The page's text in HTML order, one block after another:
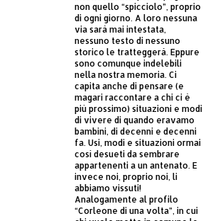
non quello “spicciolo”, proprio
di ogni giorno. A loro nessuna
via sarà mai intestata,
nessuno testo di nessuno
storico le tratteggerà. Eppure
sono comunque indelebili
nella nostra memoria. Ci
capita anche di pensare (e
magari raccontare a chi ci è
più prossimo) situazioni e modi
di vivere di quando eravamo
bambini, di decenni e decenni
fa. Usi, modi e situazioni ormai
così desueti da sembrare
appartenenti a un antenato. E
invece noi, proprio noi, li
abbiamo vissuti!
Analogamente al profilo
“Corleone di una volta”, in cui